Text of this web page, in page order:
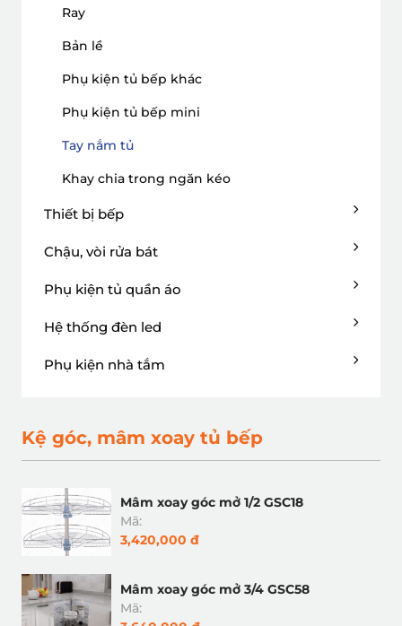
Ray
Bản lề
Phụ kiện tủ bếp khác
Phụ kiện tủ bếp mini
Tay nắm tủ
Khay chia trong ngăn kéo
Thiết bị bếp
Chậu, vòi rửa bát
Phụ kiện tủ quần áo
Hệ thống đèn led
Phụ kiện nhà tắm
Kệ góc, mâm xoay tủ bếp
Mâm xoay góc mở 1/2 GSC18
Mã:
3,420,000 đ
Mâm xoay góc mở 3/4 GSC58
Mã: